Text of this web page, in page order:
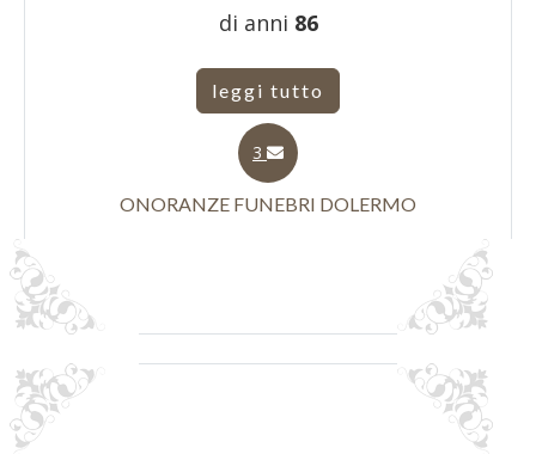
di anni 86
leggi tutto
3
ONORANZE FUNEBRI DOLERMO